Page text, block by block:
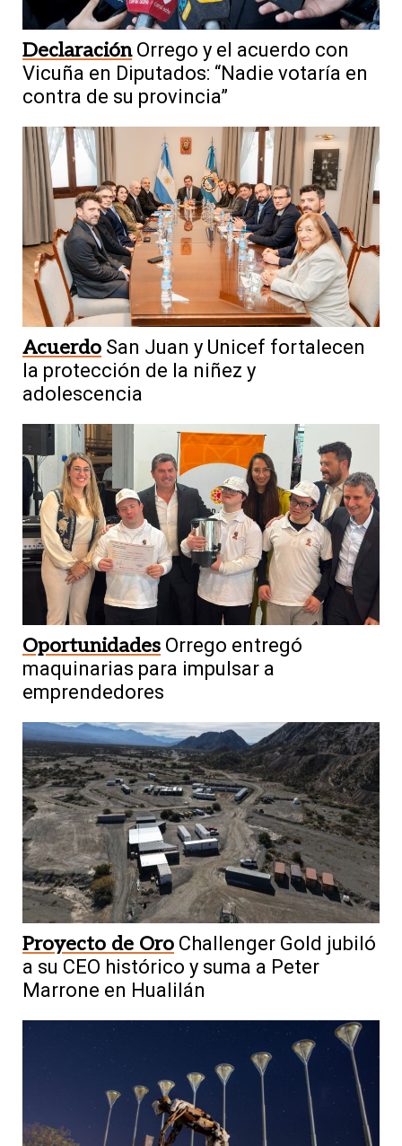
Declaración Orrego y el acuerdo con
Vicuña en Diputados: “Nadie votaría en
contra de su provincia”
Acuerdo San Juan y Unicef fortalecen
la protección de la niñez y
adolescencia
Oportunidades Orrego entregó
maquinarias para impulsar a
emprendedores
Proyecto de Oro Challenger Gold jubiló
a su CEO histórico y suma a Peter
Marrone en Hualilán